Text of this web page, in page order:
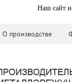
Наш сайт
О производстве